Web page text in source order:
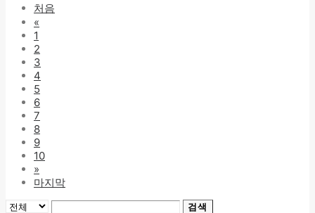
처음
«
1
2
3
4
5
6
7
8
9
10
»
마지막
검색